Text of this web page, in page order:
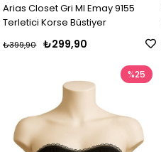
Arias Closet Gri MI Emay 9155
Terletici Korse Büstiyer
₺299,90
₺399,90
%25